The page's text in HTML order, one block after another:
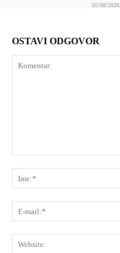
05/08/2026
OSTAVI ODGOVOR